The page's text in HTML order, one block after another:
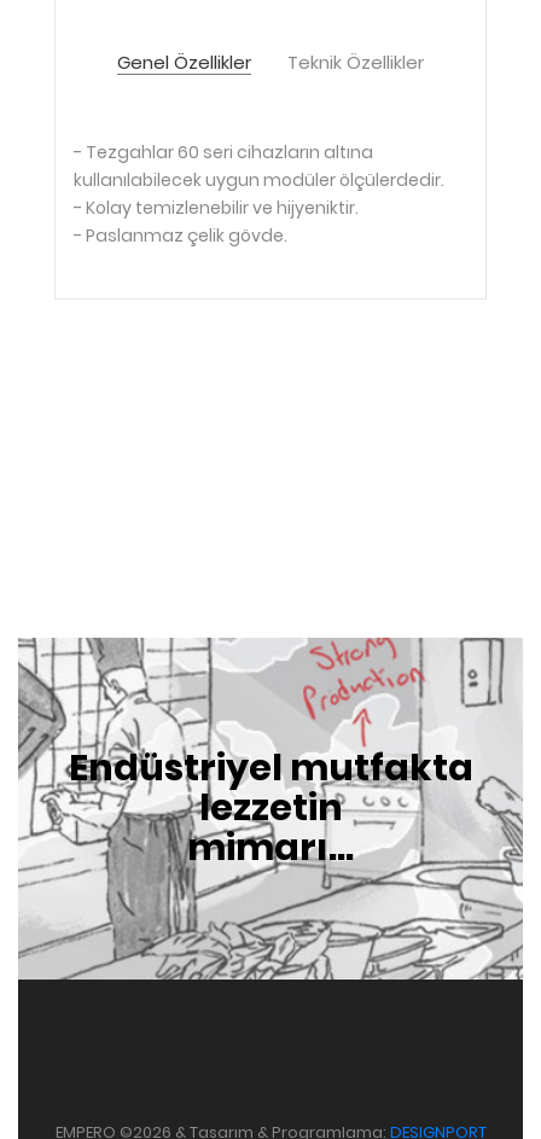
Genel Özellikler Teknik Özellikler
- Tezgahlar 60 seri cihazların altına
kullanılabilecek uygun modüler ölçülerdedir.
- Kolay temizlenebilir ve hijyeniktir.
- Paslanmaz çelik gövde.
Endüstriyel mutfakta
lezzetin
mimarı...
EMPERO ©2026 & Tasarım & Programlama: DESIGNPORT